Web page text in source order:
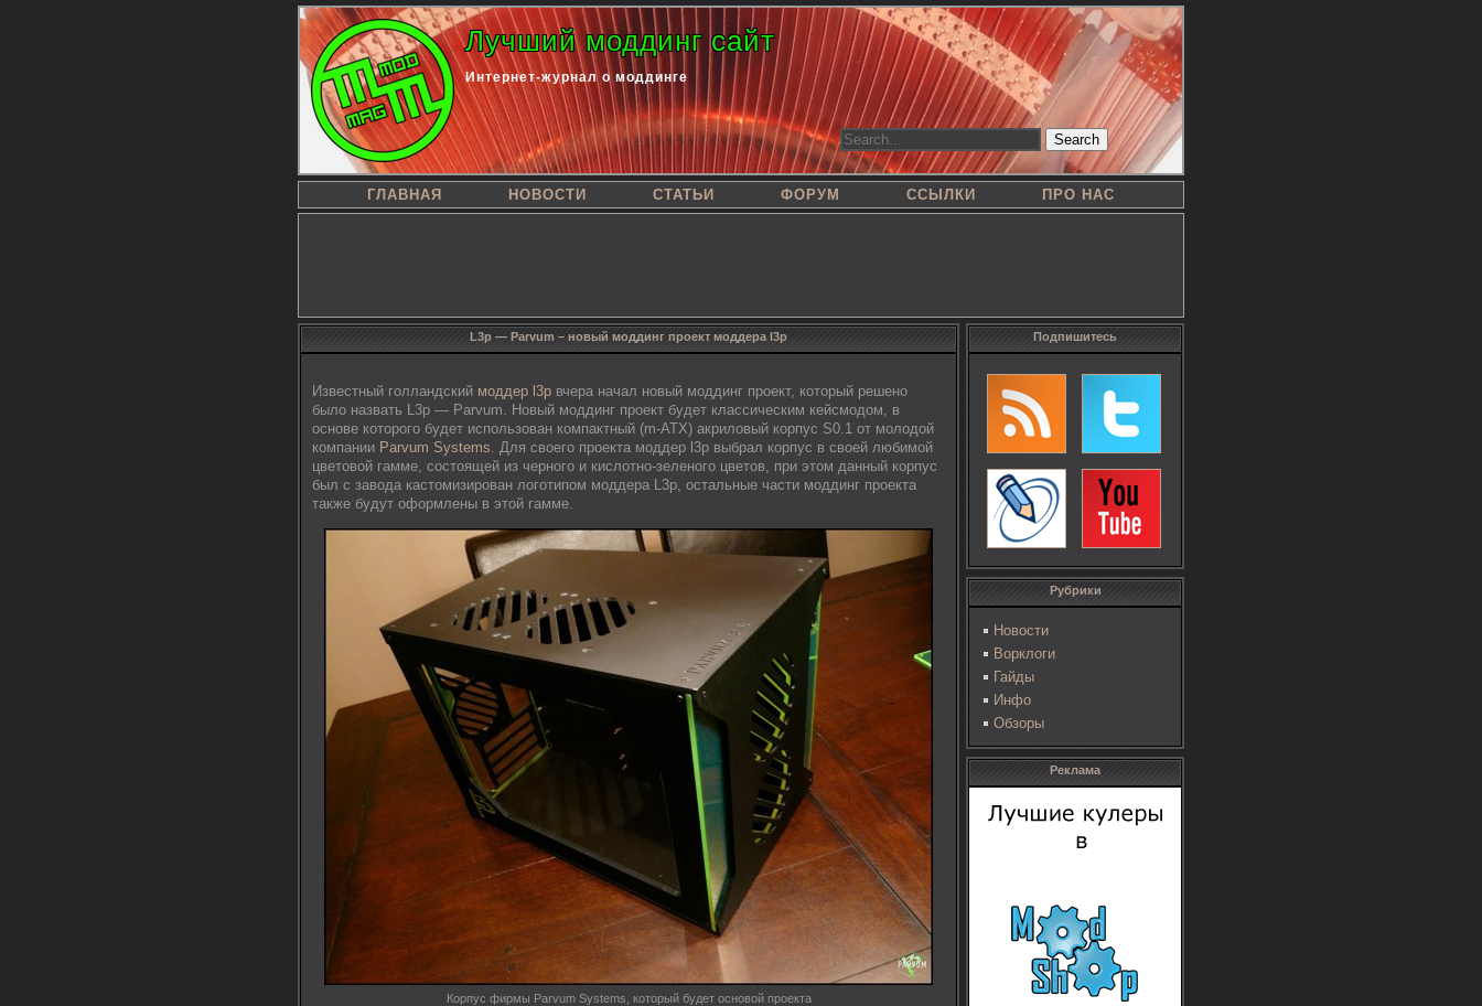
Лучший моддинг сайт
Интернет-журнал о моддинге
Search
ГЛАВНАЯ НОВОСТИ СТАТЬИ ФОРУМ ССЫЛКИ ПРО НАС
Подпишитесь
Рубрики
Новости
Ворклоги
Гайды
Инфо
Обзоры
Реклама
L3p — Parvum – новый моддинг проект моддера l3p
Известный голландский моддер l3p вчера начал новый моддинг проект, который решено
было назвать L3p — Parvum. Новый моддинг проект будет классическим кейсмодом, в
основе которого будет использован компактный (m-ATX) акриловый корпус S0.1 от молодой
компании Parvum Systems. Для своего проекта моддер l3p выбрал корпус в своей любимой
цветовой гамме, состоящей из черного и кислотно-зеленого цветов, при этом данный корпус
был с завода кастомизирован логотипом моддера L3p, остальные части моддинг проекта
также будут оформлены в этой гамме.
Корпус фирмы Parvum Systems, который будет основой проекта